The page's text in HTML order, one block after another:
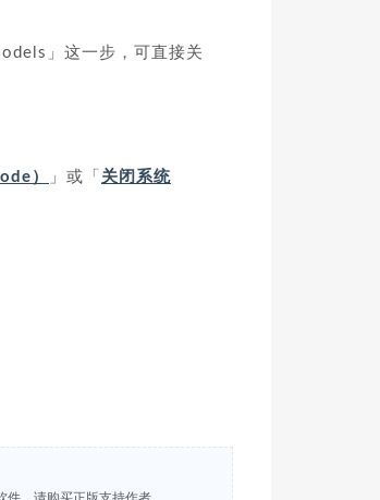
」这一步，可直接关
） 」或「 关闭系统